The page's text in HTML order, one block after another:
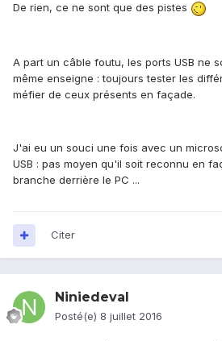
De rien, ce ne sont que des pistes
A part un câble foutu, les ports USB ne
même enseigne : toujours tester les
méfier de ceux présents en façade.
J'ai eu un souci une fois avec un
USB : pas moyen qu'il soit reconnu en
branche derrière le PC ...
Citer
Niniedeval
Posté(e) 8 juillet 2016